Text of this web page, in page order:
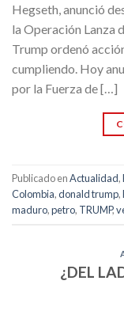
Hegseth, anunció
la Operación Lanza
Trump ordenó
cumpliendo. Hoy
por la Fuerza de […]
Publicado enActualidad,
Colombia,donald trump,
maduro,petro, TRUMP,
¿DEL